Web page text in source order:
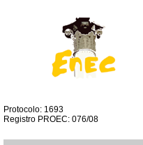
Protocolo: 1693
Registro PROEC: 076/08